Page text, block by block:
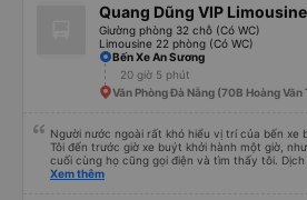
Quang Dũng VIP Limousine
Giường phòng 32 chỗ (Có WC)
Limousine 22 phòng (Có WC)
Bến Xe An Sương
20 giờ 5 phút
Văn Phòng Đà Nẵng (70B Hoàng Văn
Người nước ngoài rất khó hiểu vị trí của bến xe
Tôi đến trước giờ xe buýt khởi hành một giờ,
cuối cùng họ cũng gọi điện và tìm thấy tôi.
sao thì tôi ngủ ngon hơn ở khách sạn vì tôi rất
Xem thêm